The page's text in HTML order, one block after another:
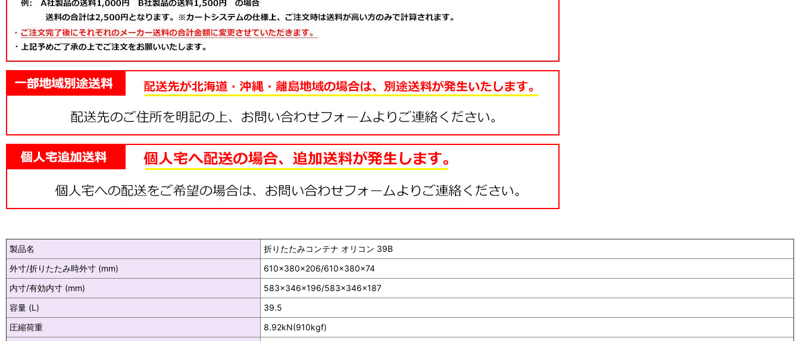
製品名
折りたたみコンテナ オリコン 39B
外寸/折りたたみ時外寸 (mm)
610×380×206/610×380×74
内寸/有効内寸 (mm)
583×346×196/583×346×187
容量 (L)
39.5
圧縮荷重
8.92kN(910kgf)